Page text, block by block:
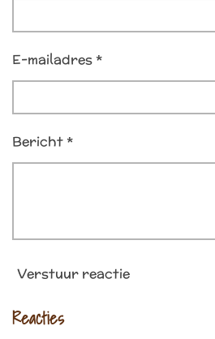
E-mailadres *
Bericht *
Verstuur reactie
Reacties